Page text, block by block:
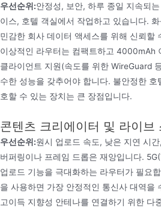
우선순위:안정성, 보안, 하루 종일 지속되
이스, 호텔 객실에서 작업하고 있습니다.
민감한 회사 데이터 액세스를 위해 신뢰할
이상적인 라우터는 컴팩트하고 4000mAh
클라이언트 지원(속도를 위한 WireGuard
수한 성능을 갖추어야 합니다. 불안정한 호
호할 수 있는 장치는 큰 장점입니다.
콘텐츠 크리에이터 및 라이브
우선순위:원시 업로드 속도, 낮은 지연 시
버퍼링이나 프레임 드롭은 재앙입니다.
업로드 기능을 극대화하는 라우터가 필요
을 사용하면 가장 안정적인 통신사 대역을
고이득 지향성 안테나를 연결하기 위한 다